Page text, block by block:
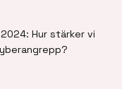
Hur stärker vi